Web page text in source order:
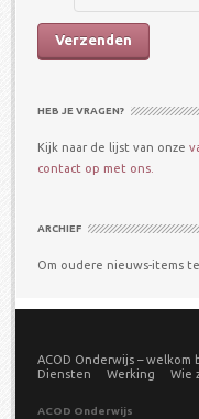
HEB JE VRAGEN?
Kijk naar de lijst van onze
contact op met ons.
ARCHIEF
Om oudere nieuws-items
ACOD Onderwijs –
Diensten
Werking Wie
ACOD Onderwijs